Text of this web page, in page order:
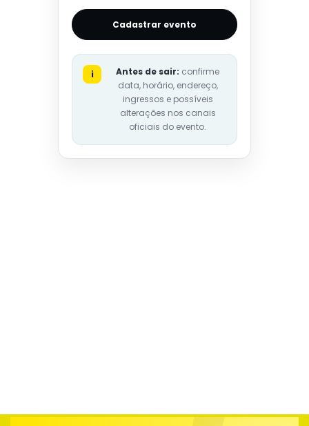
Cadastrar evento
i Antes de sair: confirme
data, horário, endereço,
ingressos e possíveis
alterações nos canais
oficiais do evento.